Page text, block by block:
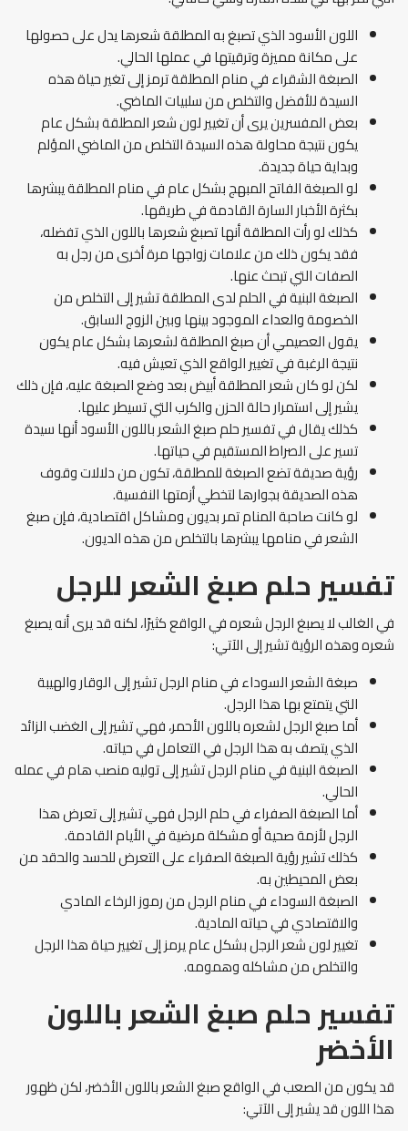
اللون الأسود الذي تصبغ به المطلقة شعرها يدل على حصولها
على مكانة مميزة وترقيتها في عملها الحالي.
الصبغة الشقراء في منام المطلقة ترمز إلى تغير حياة هذه
السيدة للأفضل والتخلص من سلبيات الماضي.
بعض المفسرين يرى أن تغيير لون شعر المطلقة بشكل عام
يكون نتيجة محاولة هذه السيدة التخلص من الماضي المؤلم
وبداية حياة جديدة.
لو الصبغة الفاتح المبهج بشكل عام في منام المطلقة يبشرها
بكثرة الأخبار السارة القادمة في طريقها.
كذلك لو رأت المطلقة أنها تصبغ شعرها باللون الذي تفضله،
فقد يكون ذلك من علامات زواجها مرة أخرى من رجل به
الصفات التي تبحث عنها.
الصبغة البنية في الحلم لدى المطلقة تشير إلى التخلص من
الخصومة والعداء الموجود بينها وبين الزوج السابق.
يقول العصيمي أن صبغ المطلقة لشعرها بشكل عام يكون
نتيجة الرغبة في تغيير الواقع الذي تعيش فيه.
لكن لو كان شعر المطلقة أبيض بعد وضع الصبغة عليه، فإن ذلك
يشير إلى استمرار حالة الحزن والكرب التي تسيطر عليها.
كذلك يقال في تفسير حلم صبغ الشعر باللون الأسود أنها سيدة
تسير على الصراط المستقيم في حياتها.
رؤية صديقة تضع الصبغة للمطلقة، تكون من دلالات وقوف
هذه الصديقة بجوارها لتخطي أزمتها النفسية.
لو كانت صاحبة المنام تمر بديون ومشاكل اقتصادية، فإن صبغ
الشعر في منامها يبشرها بالتخلص من هذه الديون.
تفسير حلم صبغ الشعر للرجل
في الغالب لا يصبغ الرجل شعره في الواقع كثيرًا، لكنه قد يرى أنه يصبغ
شعره وهذه الرؤية تشير إلى الآتي:
صبغة الشعر السوداء في منام الرجل تشير إلى الوقار والهيبة
التي يتمتع بها هذا الرجل.
أما صبغ الرجل لشعره باللون الأحمر، فهي تشير إلى الغضب الزائد
الذي يتصف به هذا الرجل في التعامل في حياته.
الصبغة البنية في منام الرجل تشير إلى توليه منصب هام في عمله
الحالي.
أما الصبغة الصفراء في حلم الرجل فهي تشير إلى تعرض هذا
الرجل لأزمة صحية أو مشكلة مرضية في الأيام القادمة.
كذلك تشير رؤية الصبغة الصفراء على التعرض للحسد والحقد من
بعض المحيطين به.
الصبغة السوداء في منام الرجل من رموز الرخاء المادي
والاقتصادي في حياته المادية.
تغيير لون شعر الرجل بشكل عام يرمز إلى تغيير حياة هذا الرجل
والتخلص من مشاكله وهمومه.
تفسير حلم صبغ الشعر باللون
الأخضر
قد يكون من الصعب في الواقع صبغ الشعر باللون الأخضر، لكن ظهور
هذا اللون قد يشير إلى الآتي: